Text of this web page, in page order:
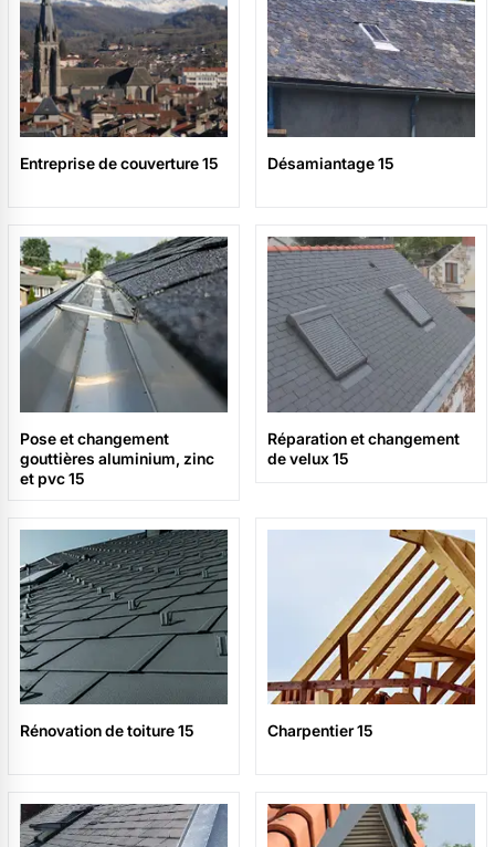
Entreprise de couverture 15 Désamiantage 15
Pose et changement
gouttières aluminium, zinc
et pvc 15
Réparation et changement
de velux 15
Rénovation de toiture 15 Charpentier 15